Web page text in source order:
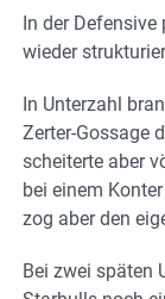
In der
wieder
In Unterzahl
Zerter-Gossage
scheiterte aber
bei einem
zog aber den
Bei zwei späten